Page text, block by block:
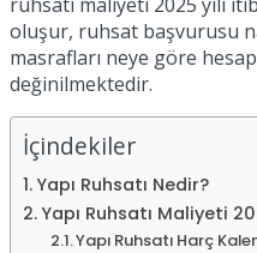
oluşur, ruhsat başvurusu
masrafları neye göre
değinilmektedir.
İçindekiler
Yapı Ruhsatı Nedir?
Yapı Ruhsatı Maliyeti
Yapı Ruhsatı Harç